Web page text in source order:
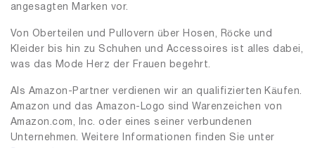
angesagten Marken vor.
Von Oberteilen und Pullovern über Hosen, Röcke und
Kleider bis hin zu Schuhen und Accessoires ist alles dabei,
was das Mode Herz der Frauen begehrt.
Als Amazon-Partner verdienen wir an qualifizierten Käufen.
Amazon und das Amazon-Logo sind Warenzeichen von
Amazon.com, Inc. oder eines seiner verbundenen
Unternehmen. Weitere Informationen finden Sie unter